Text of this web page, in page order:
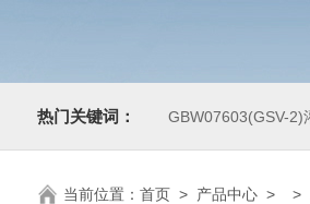
热门关键词： GBW07603(GSV-2)
当前位置： 首页> 产品中心> >